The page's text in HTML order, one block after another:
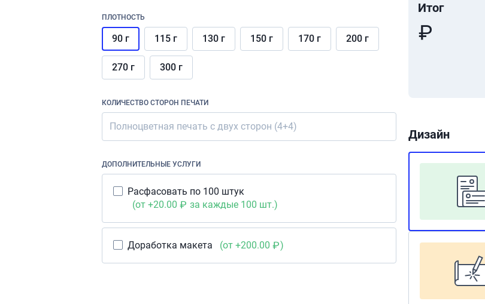
ПЛОТНОСТЬ
90 г 115 г 130 г 150 г 170 г 200 г
270 г 300 г
КОЛИЧЕСТВО СТОРОН ПЕЧАТИ
Полноцветная печать с двух сторон (4+4)
ДОПОЛНИТЕЛЬНЫЕ УСЛУГИ
Расфасовать по 100 штук
(от +20.00
за каждые 100 шт.)
Доработка макета (от +200.00 )
Итог
Дизайн